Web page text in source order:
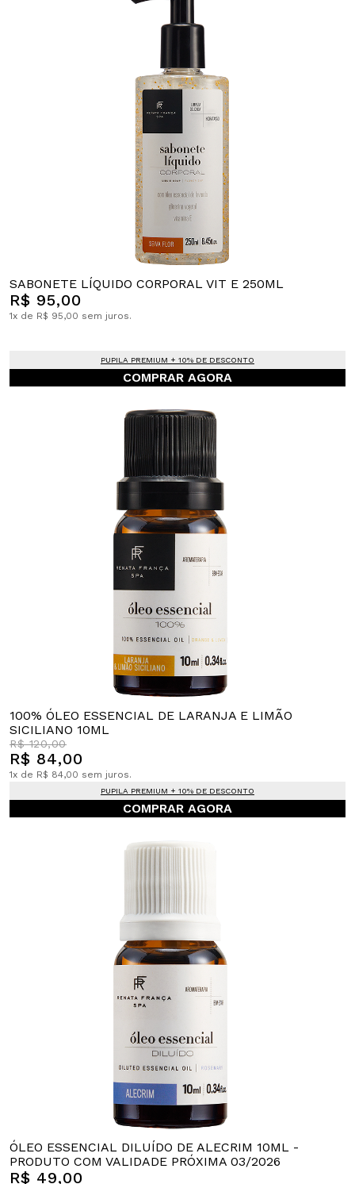
SABONETE LÍQUIDO CORPORAL VIT E 250ML
R$ 95,00
1x de R$ 95,00 sem juros.
PUPILA PREMIUM + 10% DE DESCONTO
COMPRAR AGORA
100% ÓLEO ESSENCIAL DE LARANJA E LIMÃO
SICILIANO 10ML
R$ 120,00
R$ 84,00
1x de R$ 84,00 sem juros.
PUPILA PREMIUM + 10% DE DESCONTO
COMPRAR AGORA
ÓLEO ESSENCIAL DILUÍDO DE ALECRIM 10ML -
PRODUTO COM VALIDADE PRÓXIMA 03/2026
R$ 49,00